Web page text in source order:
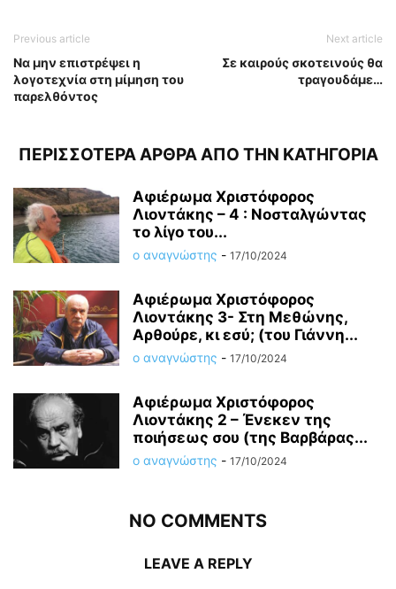
Previous article
Να μην επιστρέψει η
λογοτεχνία στη μίμηση του
παρελθόντος
Next article
Σε καιρούς σκοτεινούς θα
τραγουδάμε…
ΠΕΡΙΣΣΟΤΕΡΑ ΑΡΘΡΑ ΑΠΟ ΤΗΝ ΚΑΤΗΓΟΡΙΑ
Αφιέρωμα Χριστόφορος
Λιοντάκης – 4 : Νοσταλγώντας
το λίγο του...
ο αναγνώστης - 17/10/2024
Αφιέρωμα Χριστόφορος
Λιοντάκης 3- Στη Μεθώνης,
Αρθούρε, κι εσύ; (του Γιάννη...
ο αναγνώστης - 17/10/2024
Αφιέρωμα Χριστόφορος
Λιοντάκης 2 – Ένεκεν της
ποιήσεως σου (της Βαρβάρας...
ο αναγνώστης - 17/10/2024
NO COMMENTS
LEAVE A REPLY